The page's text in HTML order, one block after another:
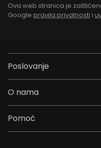
Ova web stranica je
Google pravila privatnosti i
Poslovanje
O nama
Pomoć